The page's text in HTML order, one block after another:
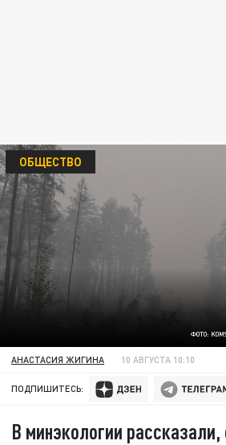
ФОТО:
ОБЩЕСТВО
АНАСТАСИЯ ЖИГИНА 10 АВГУСТА 10:10
ПОДПИШИТЕСЬ:
В минэкологии рассказали,